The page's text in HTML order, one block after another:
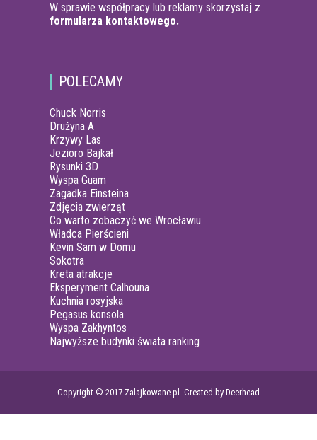
W sprawie współpracy lub reklamy skorzystaj z
formularza kontaktowego.
POLECAMY
Chuck Norris
Drużyna A
Krzywy Las
Jezioro Bajkał
Rysunki 3D
Wyspa Guam
Zagadka Einsteina
Zdjęcia zwierząt
Co warto zobaczyć we Wrocławiu
Władca Pierścieni
Kevin Sam w Domu
Sokotra
Kreta atrakcje
Eksperyment Calhouna
Kuchnia rosyjska
Pegasus konsola
Wyspa Zakhyntos
Najwyższe budynki świata ranking
Copyright © 2017 Zalajkowane.pl. Created by Deerhead